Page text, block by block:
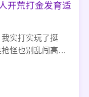
开荒打金发育适
实打实玩了挺
怪也别乱闯高阶
就行。前期别瞎